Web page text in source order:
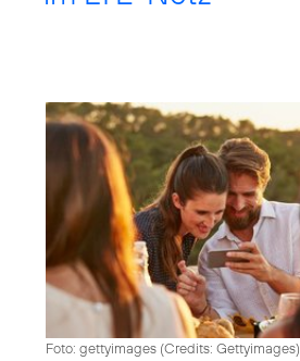
Foto: gettyimages (Credits: Gettyimages)